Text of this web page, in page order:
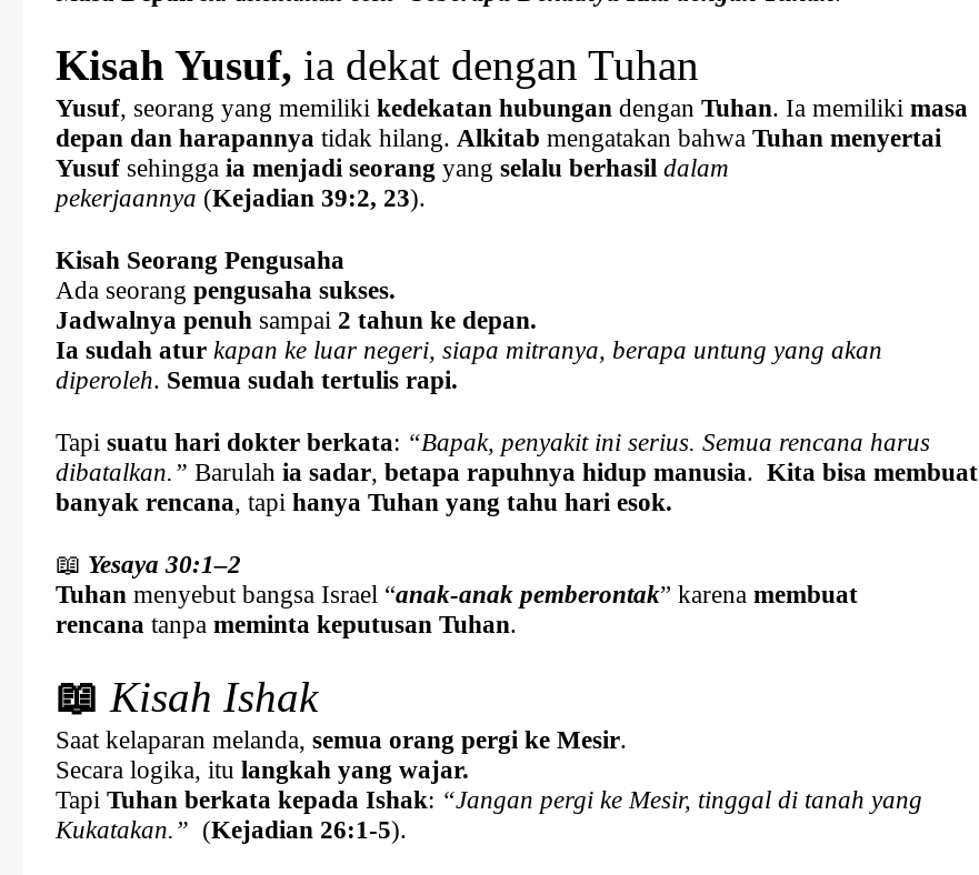
Kisah Yusuf, ia dekat dengan Tuhan
Yusuf, seorang yang memiliki kedekatan hubungan dengan Tuhan. Ia memiliki masa
depan dan harapannya tidak hilang. Alkitab mengatakan bahwa Tuhan menyertai
Yusuf sehingga ia menjadi seorang yang selalu berhasil dalam
pekerjaannya (Kejadian 39:2, 23).
Kisah Seorang Pengusaha
Ada seorang pengusaha sukses.
Jadwalnya penuh sampai 2 tahun ke depan.
Ia sudah atur kapan ke luar negeri, siapa mitranya, berapa untung yang akan
diperoleh. Semua sudah tertulis rapi.
Tapi suatu hari dokter berkata: “Bapak, penyakit ini serius. Semua rencana harus
dibatalkan.” Barulah ia sadar, betapa rapuhnya hidup manusia. Kita bisa membuat
banyak rencana, tapi hanya Tuhan yang tahu hari esok.
📖 Yesaya 30:1–2
Tuhan menyebut bangsa Israel “anak-anak pemberontak” karena membuat
rencana tanpa meminta keputusan Tuhan.
📖 Kisah Ishak
Saat kelaparan melanda, semua orang pergi ke Mesir.
Secara logika, itu langkah yang wajar.
Tapi Tuhan berkata kepada Ishak: “Jangan pergi ke Mesir, tinggal di tanah yang
Kukatakan.” (Kejadian 26:1-5).